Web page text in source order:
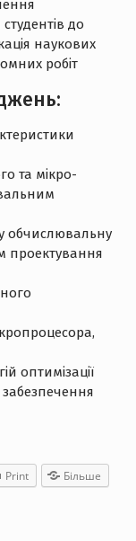
до
наукових
робіт
та мікро-
обчислювальну
проектування
оптимізації
Print Більше